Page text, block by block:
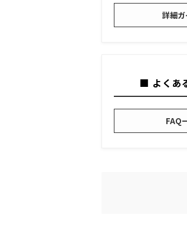
詳細
■ よくあ
FAQ